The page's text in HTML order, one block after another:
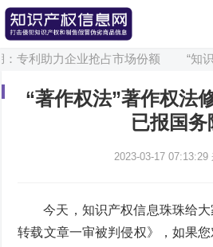
专利助力企业抢占市场份额 “知识
“著作权法”著作权法
已报国务
2023-03-17 07:13:29
今天，知识产权信息珠珠给
转载文章一审被判侵权》，如果